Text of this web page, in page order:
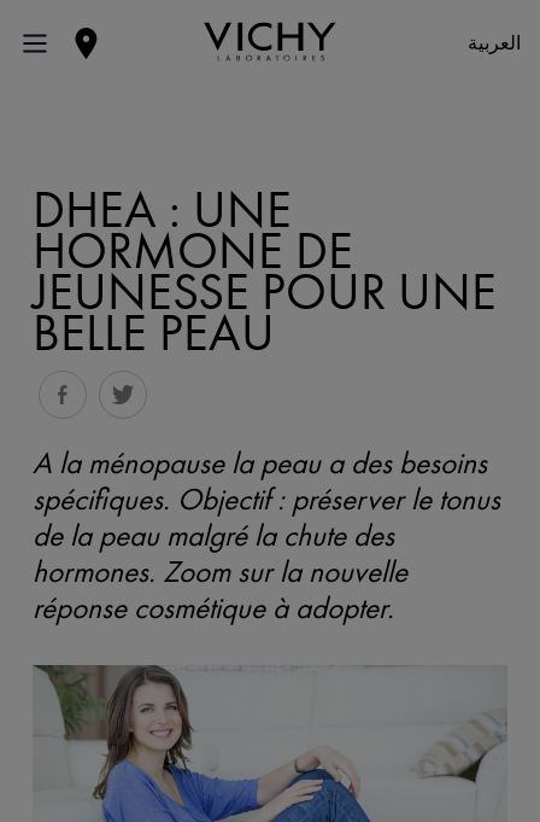
العربية
DHEA : UNE
HORMONE DE
JEUNESSE POUR UNE
BELLE PEAU
A la ménopause la peau a des besoins
spécifiques. Objectif : préserver le tonus
de la peau malgré la chute des
hormones. Zoom sur la nouvelle
réponse cosmétique à adopter.